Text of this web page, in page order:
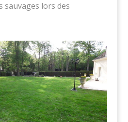
sauvages lors des